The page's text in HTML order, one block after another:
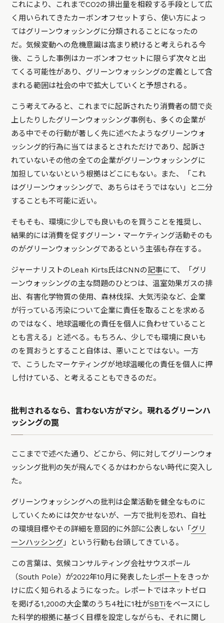
これにより、これまでCO2の排出量を相殺する手段として広
く用いられてきたカーボンオフセットすら、使い方によっ
てはグリーンウォッシングに分類されることになったの
だ。気候変動への危機意識は高まり続けると考えられる今
後、こうした事例はカーボンオフセットに限らず次々と出
てくる可能性があり、グリーンウォッシングの定義として含
まれる範囲は社会の中で拡大していくと予想される。
こう考えてみると、これまでに起訴されたり消費者の間で炎
上したりしたグリーンウォッシング事例も、多くの企業が
ある中でその行動が著しく先に述べたようなグリーンウォ
ッシング的行為に当てはまるとされただけであり、起訴さ
れていないその他の全ての企業がグリーンウォッシングに
加担していないという根拠はどこにもない。また、「これ
はグリーンウォッシングで、あちらはそうではない」と二分
することも不可能に近い。
そもそも、環境に少しでも良いものを買うことを推奨し、
結果的には消費を促すグリーン・マーケティング活動そのも
のがグリーンウォッシングであるという主張も存在する。
ジャーナリストのLeah Kirts氏はCNNの記事にて、
「グリ
ーンウォッシングの主な問題のひとつは、温室効果ガスの排
出、有害化学物質の使用、森林伐採、大気汚染など、企業
が行っている汚染について企業に責任を取ることを求める
のではなく、地球温暖化の責任を個人に負わせていること
とも言える」
と述べる。もちろん、少しでも環境に良いも
のを買おうとすること自体は、悪いことではない。一方
で、こうしたマーケティングが地球温暖化の責任を個人に押
し付けている、と考えることもできるのだ。
批判されるなら、言わない方がマシ。現れるグリーンハ
ッシングの罠
ここまでで述べた通り、どこから、何に対してグリーンウォ
ッシング批判の矢が飛んでくるかはわからない時代に突入し
た。
グリーンウォッシングへの批判は企業活動を健全なものに
していくためには欠かせないが、一方で批判を恐れ、自社
の環境目標やその詳細を意図的に外部に公表しない「 グリ
ーンハッシング 」という行動も台頭してきている。
この言葉は、気候コンサルティング会社サウスポール
（South Pole）が2022年10月に発表した レポートをきっか
けに広く知られるようになった。レポートではネットゼロ
を掲げる1,200の大企業のうち4社に1社がSBTiをベースにし
た科学的根拠に基づく目標を設定しながらも、それに関し